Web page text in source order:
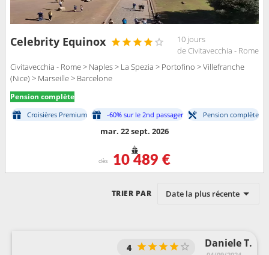
Celebrity Equinox
10 jours
de Civitavecchia - Rome
Civitavecchia - Rome > Naples > La Spezia > Portofino > Villefranche
(Nice) > Marseille > Barcelone
Pension complète
Croisières Premium -60% sur le 2nd passager Pension complète
mar. 22 sept. 2026
dès 10 489 €
TRIER PAR Date la plus récente
Daniele T.
4